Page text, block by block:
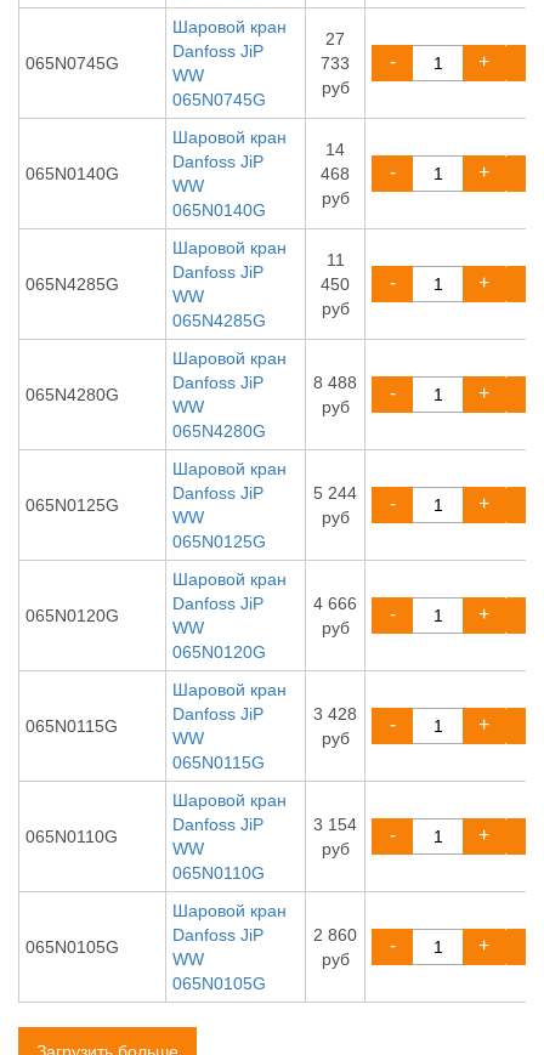
065N0745G
Шаровой кран
Danfoss JiP
WW
065N0745G
27
733
руб
- +
065N0140G
Шаровой кран
Danfoss JiP
WW
065N0140G
14
468
руб
- +
065N4285G
Шаровой кран
Danfoss JiP
WW
065N4285G
11
450
руб
- +
065N4280G
Шаровой кран
Danfoss JiP
WW
065N4280G
8 488
руб
- +
065N0125G
Шаровой кран
Danfoss JiP
WW
065N0125G
5 244
руб
- +
065N0120G
Шаровой кран
Danfoss JiP
WW
065N0120G
4 666
руб
- +
065N0115G
Шаровой кран
Danfoss JiP
WW
065N0115G
3 428
руб
- +
065N0110G
Шаровой кран
Danfoss JiP
WW
065N0110G
3 154
руб
- +
065N0105G
Шаровой кран
Danfoss JiP
WW
065N0105G
2 860
руб
- +